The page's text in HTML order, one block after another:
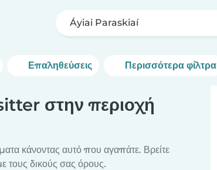
Áyiai Paraskiaí
Επαληθεύσεις Περισσότερα φίλτρα
στην περιοχή
κάνοντας αυτό που αγαπάτε. Βρείτε
δικούς σας όρους.